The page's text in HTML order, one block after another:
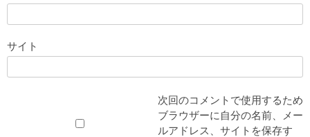
サイト
次回のコメントで使用するため
ブラウザーに自分の名前、メー
ルアドレス、サイトを保存す